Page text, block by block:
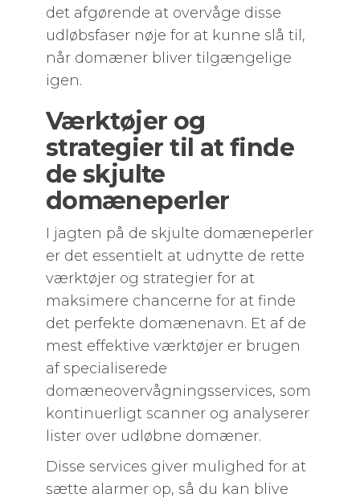
det afgørende at overvåge disse
udløbsfaser nøje for at kunne slå til,
når domæner bliver tilgængelige
igen.
Værktøjer og
strategier til at finde
de skjulte
domæneperler
I jagten på de skjulte domæneperler
er det essentielt at udnytte de rette
værktøjer og strategier for at
maksimere chancerne for at finde
det perfekte domænenavn. Et af de
mest effektive værktøjer er brugen
af specialiserede
domæneovervågningsservices, som
kontinuerligt scanner og analyserer
lister over udløbne domæner.
Disse services giver mulighed for at
sætte alarmer op, så du kan blive